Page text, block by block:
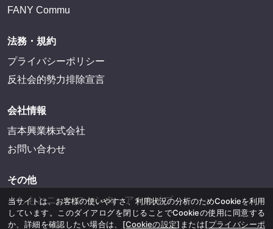
FANY Commu
法務・規約
プライバシーポリシー
反社会的勢力排除宣言
会社情報
吉本興業株式会社
お問い合わせ
その他
よしもとニュースセンターアーカイブ
当サイトは、お客様の使いやすさ、利用状況の分析のためCookieを利用
しています。このダイアログを閉じることでCookieの使用に同意する
か、詳細を確認したい場合は、 [Cookieの設定] または[プライバシーポ